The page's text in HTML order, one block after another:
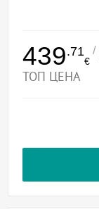
439.71
€
/
ТОП ЦЕНА